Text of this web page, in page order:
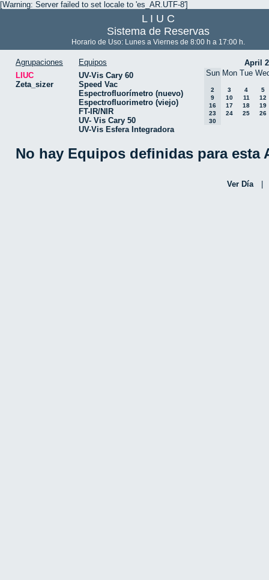
[Warning: Server failed to set locale to 'es_AR.UTF-8']
L I U C
Sistema de Reservas
Horario de Uso: Lunes a Viernes de 8:00 h a 17:00 h.
Agrupaciones
LIUC
Zeta_sizer
Equipos
UV-Vis Cary 60
Speed Vac
Espectrofluorímetro (nuevo)
Espectrofluorimetro (viejo)
FT-IR/NIR
UV- Vis Cary 50
UV-Vis Esfera Integradora
April
Sun Mon Tue
2 3 4
5
9
10 11
12
16
17 18
19
23
24 25
26
30
No hay Equipos definidas para esta
Ver Día